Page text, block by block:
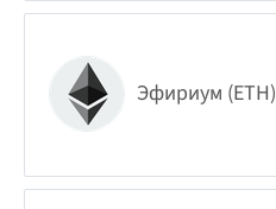
Эфириум (ETH)